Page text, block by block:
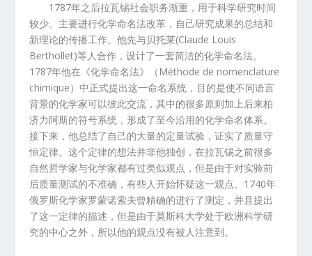
1787年之后拉瓦锡社会职务渐重，用于科学研究时间
较少。主要进行化学命名法改革，自己研究成果的总结和
新理论的传播工作。他先与贝托莱(Claude Louis
Berthollet)等人合作，设计了一套简洁的化学命名法。
1787年他在《化学命名法》（ Méthode de nomenclature
chimique）中正式提出这一命名系统，目的是使不同语言
背景的化学家可以彼此交流，其中的很多原则加上后来柏
济力阿斯的符号系统，形成了至今沿用的化学命名体系。
接下来，他总结了自己的大量的定量试验，证实了质量守
恒定律。这个定律的想法并非他独创，在拉瓦锡之前很多
自然哲学家与化学家都有过类似观点，但是由于对实验前
后质量测试的不准确，有些人开始怀疑这一观点。 1740年
俄罗斯化学家罗蒙诺索夫曾精确的进行了测定，并且提出
了这一定律的描述，但是由于莫斯科大学处于欧洲科学研
究的中心之外，所以他的观点没有被人注意到。